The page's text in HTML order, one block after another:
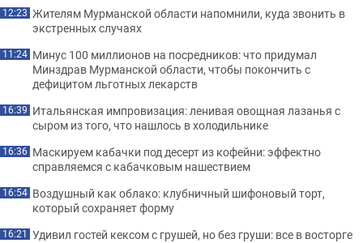
12:23 Жителям Мурманской области напомнили, куда звонить в
экстренных случаях
11:24 Минус 100 миллионов на посредников: что придумал
Минздрав Мурманской области, чтобы покончить с
дефицитом льготных лекарств
16:39 Итальянская импровизация: ленивая овощная лазанья с
сыром из того, что нашлось в холодильнике
16:36 Маскируем кабачки под десерт из кофейни: эффектно
справляемся с кабачковым нашествием
16:54 Воздушный как облако: клубничный шифоновый торт,
который сохраняет форму
16:21 Удивил гостей кексом с грушей, но без груши: все в восторге